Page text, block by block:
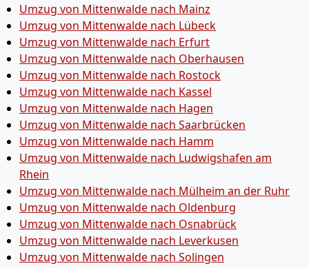
Umzug von Mittenwalde nach Mainz
Umzug von Mittenwalde nach Lübeck
Umzug von Mittenwalde nach Erfurt
Umzug von Mittenwalde nach Oberhausen
Umzug von Mittenwalde nach Rostock
Umzug von Mittenwalde nach Kassel
Umzug von Mittenwalde nach Hagen
Umzug von Mittenwalde nach Saarbrücken
Umzug von Mittenwalde nach Hamm
Umzug von Mittenwalde nach Ludwigshafen am
Rhein
Umzug von Mittenwalde nach Mülheim an der Ruhr
Umzug von Mittenwalde nach Oldenburg
Umzug von Mittenwalde nach Osnabrück
Umzug von Mittenwalde nach Leverkusen
Umzug von Mittenwalde nach Solingen